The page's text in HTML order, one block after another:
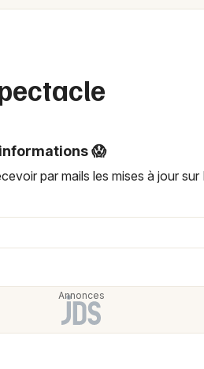
Mulhouse
Strasbourg
😱
par mails les mises à jour